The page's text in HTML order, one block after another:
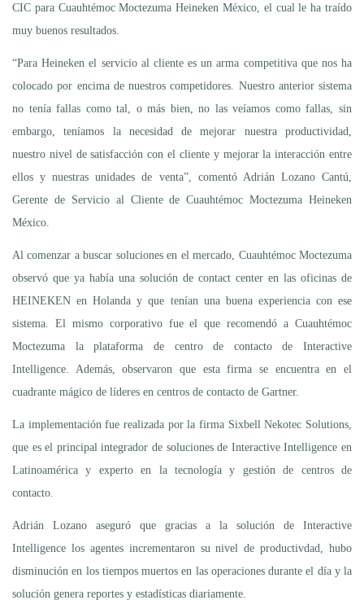
CIC para Cuauhtémoc Moctezuma Heineken México, el cual le ha traído
muy buenos resultados.
“Para Heineken el servicio al cliente es un arma competitiva que nos ha
colocado por encima de nuestros competidores. Nuestro anterior sistema
no tenía fallas como tal, o más bien, no las veíamos como fallas, sin
embargo, teníamos la necesidad de mejorar nuestra productividad,
nuestro nivel de satisfacción con el cliente y mejorar la interacción entre
ellos y nuestras unidades de venta”, comentó Adrián Lozano Cantú,
Gerente de Servicio al Cliente de Cuauhtémoc Moctezuma Heineken
México.
Al comenzar a buscar soluciones en el mercado, Cuauhtémoc Moctezuma
observó que ya había una solución de contact center en las oficinas de
HEINEKEN en Holanda y que tenían una buena experiencia con ese
sistema. El mismo corporativo fue el que recomendó a Cuauhtémoc
Moctezuma la plataforma de centro de contacto de Interactive
Intelligence. Además, observaron que esta firma se encuentra en el
cuadrante mágico de líderes en centros de contacto de Gartner.
La implementación fue realizada por la firma Sixbell Nekotec Solutions,
que es el principal integrador de soluciones de Interactive Intelligence en
Latinoamérica y experto en la tecnología y gestión de centros de
contacto.
Adrián Lozano aseguró que gracias a la solución de Interactive
Intelligence los agentes incrementaron su nivel de productivdad, hubo
disminución en los tiempos muertos en las operaciones durante el día y la
solución genera reportes y estadísticas diariamente.